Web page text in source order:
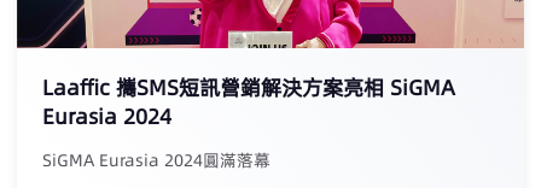
Laaffic 攜SMS短訊營銷解決方案亮相 SiGMA
Eurasia 2024
SiGMA Eurasia 2024圓滿落幕